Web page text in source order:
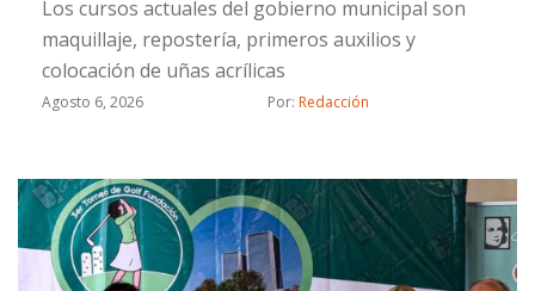
Los cursos actuales del gobierno municipal son
maquillaje, repostería, primeros auxilios y
colocación de uñas acrílicas
Agosto 6, 2026 Por: Redacción